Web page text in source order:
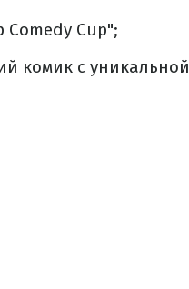
Cup";
комик с уникальной